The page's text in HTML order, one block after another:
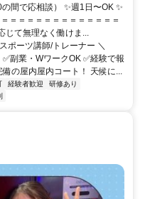
間で応相談） ✨週1日〜OK ✨
＝＝＝＝＝＝＝＝＝＝＝＝＝
じて無理なく働けま...
ポーツ講師/トレーナー ＼
副業・WワークOK ✅経験で報
の屋内屋内コート！ 天候に...
経験者歓迎
研修あり